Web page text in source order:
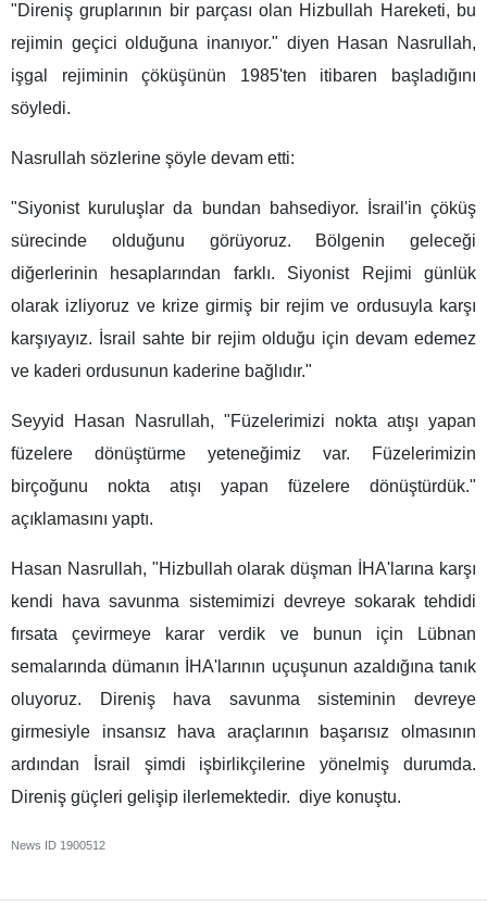
"Direniş gruplarının bir parçası olan Hizbullah Hareketi, bu
rejimin geçici olduğuna inanıyor." diyen Hasan Nasrullah,
işgal rejiminin çöküşünün 1985'ten itibaren başladığını
söyledi.
Nasrullah sözlerine şöyle devam etti:
"Siyonist kuruluşlar da bundan bahsediyor. İsrail'in çöküş
sürecinde olduğunu görüyoruz. Bölgenin geleceği
diğerlerinin hesaplarından farklı. Siyonist Rejimi günlük
olarak izliyoruz ve krize girmiş bir rejim ve ordusuyla karşı
karşıyayız. İsrail sahte bir rejim olduğu için devam edemez
ve kaderi ordusunun kaderine bağlıdır."
Seyyid Hasan Nasrullah, "Füzelerimizi nokta atışı yapan
füzelere dönüştürme yeteneğimiz var. Füzelerimizin
birçoğunu nokta atışı yapan füzelere dönüştürdük."
açıklamasını yaptı.
Hasan Nasrullah, "Hizbullah olarak düşman İHA'larına karşı
kendi hava savunma sistemimizi devreye sokarak tehdidi
fırsata çevirmeye karar verdik ve bunun için Lübnan
semalarında dümanın İHA'larının uçuşunun azaldığına tanık
oluyoruz. Direniş hava savunma sisteminin devreye
girmesiyle insansız hava araçlarının başarısız olmasının
ardından İsrail şimdi işbirlikçilerine yönelmiş durumda.
Direniş güçleri gelişip ilerlemektedir. diye konuştu.
News ID 1900512